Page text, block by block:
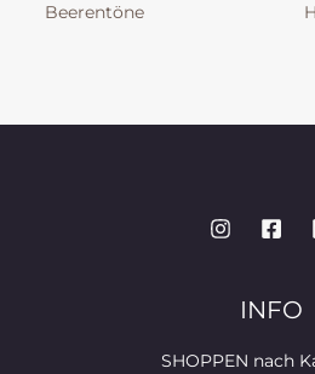
Beerentöne
INFO
SHOPPEN nach